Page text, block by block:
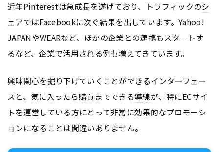
近年Pinterestは急成長を遂げており、トラフィックのシ
ェアではFacebookに次ぐ結果を出しています。Yahoo!
JAPANやWEARなど、ほかの企業との連携もスタートす
るなど、企業で活用される例も増えてきています。
興味関心を掘り下げていくことができるインターフェー
スと、気に入ったら購買までできる導線が、特にECサイ
トを運営している方にとって非常に効果的なプロモーシ
ョンになることは間違いありません。